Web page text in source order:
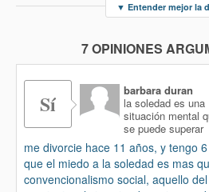
▼ Entender mejor la
7 OPINIONES
Sí
barbara duran
la soledad es una
situación mental
se puede superar
me divorcie hace 11 años, y tengo
que el miedo a la soledad es mas
convencionalismo social, aquello